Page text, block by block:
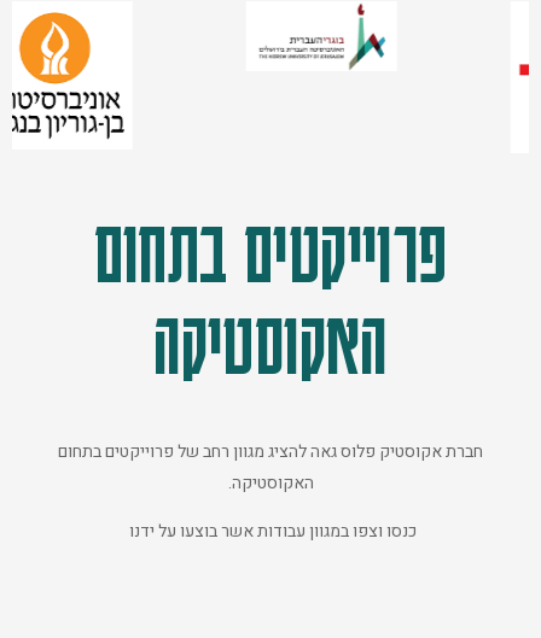
פרוייקטים בתחום
האקוסטיקה
חברת אקוסטיק פלוס גאה להציג מגוון רחב של פרוייקטים בתחום
האקוסטיקה.
כנסו וצפו במגוון עבודות אשר בוצעו על ידנו